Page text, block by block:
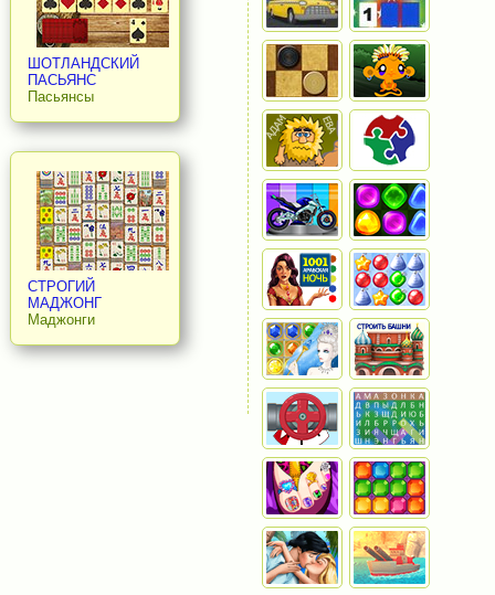
ШОТЛАНДСКИЙ
ПАСЬЯНС
Пасьянсы
СТРОГИЙ
МАДЖОНГ
Маджонги